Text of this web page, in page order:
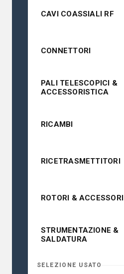
CAVI COASSIALI RF
CONNETTORI
PALI TELESCOPICI &
ACCESSORISTICA
RICAMBI
RICETRASMETTITORI
ROTORI & ACCESSORI
STRUMENTAZIONE &
SALDATURA
SELEZIONE USATO